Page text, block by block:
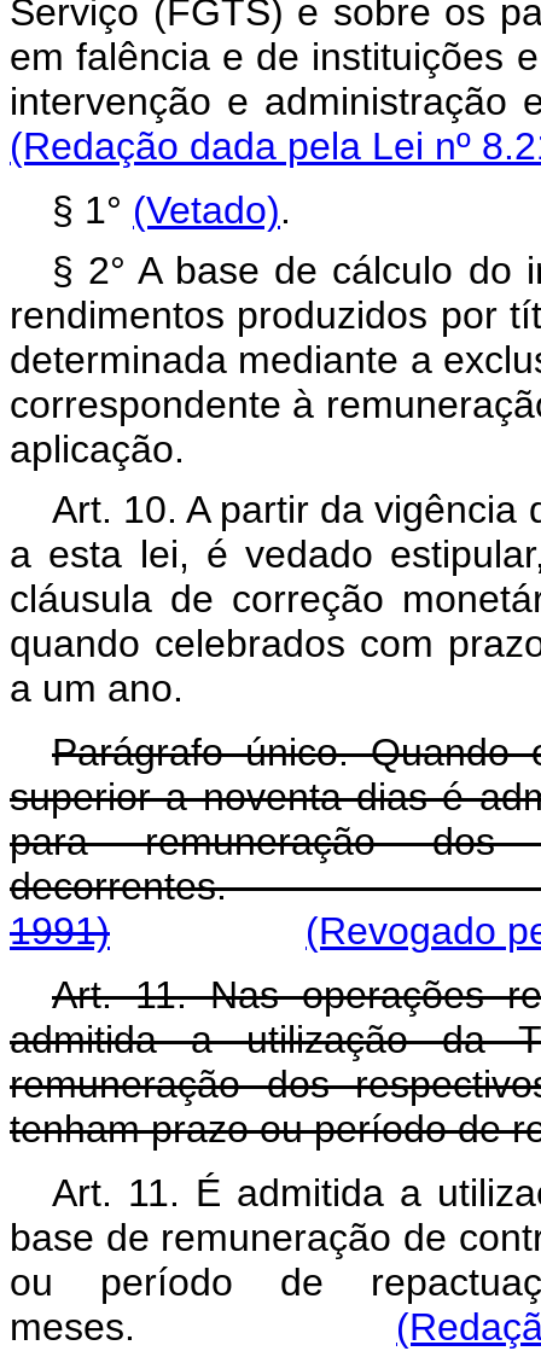
Serviço (FGTS) e sobre os
em falência e de instituições
intervenção e administração
(Redação dada pela Lei nº
§ 1° (Vetado).
§ 2° A base de cálculo do
rendimentos produzidos por
determinada mediante a
correspondente à
aplicação.
Art. 10. A partir da vigência
a esta lei, é vedado
cláusula de correção
quando celebrados com
a um ano.
Parágrafo único.
superior a noventa dias é
para remuneração
1991)
(Revogado
Art. 11. Nas operações
admitida a utilização da
remuneração dos
tenham prazo ou período de
Art. 11. É admitida a
base de remuneração de
ou período de
meses.